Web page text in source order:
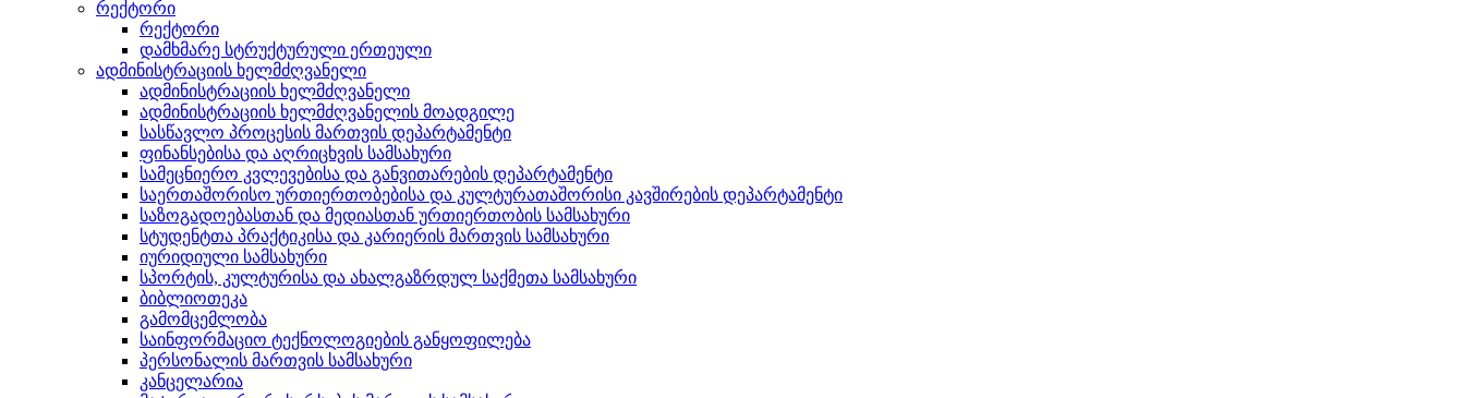
რექტორი
რექტორი
დამხმარე სტრუქტურული ერთეული
ადმინისტრაციის ხელმძღვანელი
ადმინისტრაციის ხელმძღვანელი
ადმინისტრაციის ხელმძღვანელის მოადგილე
სასწავლო პროცესის მართვის დეპარტამენტი
ფინანსებისა და აღრიცხვის სამსახური
სამეცნიერო კვლევებისა და განვითარების დეპარტამენტი
საერთაშორისო ურთიერთობებისა და კულტურათაშორისი კავშირების დეპარტამენტი
საზოგადოებასთან და მედიასთან ურთიერთობის სამსახური
სტუდენტთა პრაქტიკისა და კარიერის მართვის სამსახური
იურიდიული სამსახური
სპორტის, კულტურისა და ახალგაზრდულ საქმეთა სამსახური
ბიბლიოთეკა
გამომცემლობა
საინფორმაციო ტექნოლოგიების განყოფილება
პერსონალის მართვის სამსახური
კანცელარია